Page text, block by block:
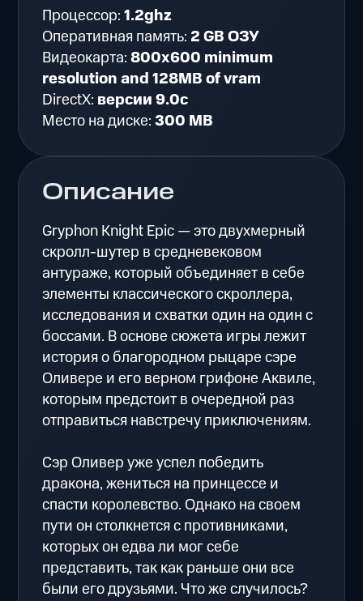
Описание
Gryphon Knight Epic — это двухмерный
скролл-шутер в средневековом
антураже, который объединяет в себе
элементы классического скроллера,
исследования и схватки один на один с
боссами. В основе сюжета игры лежит
история о благородном рыцаре сэре
Оливере и его верном грифоне Аквиле,
которым предстоит в очередной раз
отправиться навстречу приключениям.
Сэр Оливер уже успел победить
дракона, жениться на принцессе и
спасти королевство. Однако на своем
пути он столкнется с противниками,
которых он едва ли мог себе
представить, так как раньше они все
были его друзьями. Что же случилось?
Процессор:1.2ghz
Оперативная память: 2 GB ОЗУ
Видеокарта:800x600 minimum
resolution and 128MB of vram
DirectX: версии 9.0c
Место на диске:300 MB